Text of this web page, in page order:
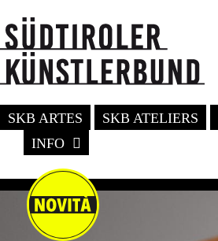
SKB ARTES SKB ATELIERS
INFO